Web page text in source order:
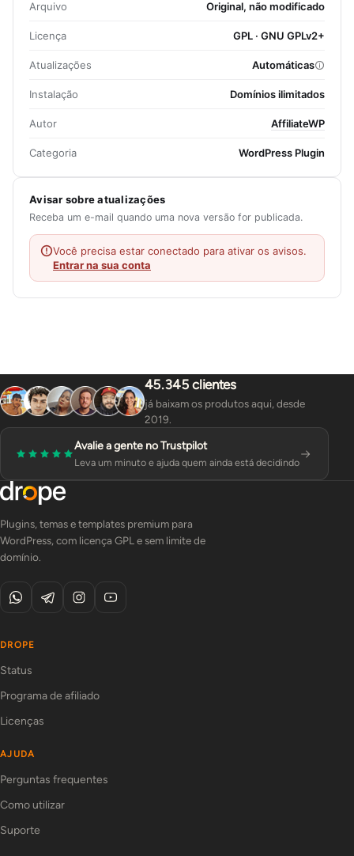
Arquivo Original, não modificado
Licença GPL · GNU GPLv2+
Atualizações Automáticas
Instalação Domínios ilimitados
Autor AffiliateWP
Categoria WordPress Plugin
Avisar sobre atualizações
Receba um e-mail quando uma nova versão for publicada.
Você precisa estar conectado para ativar os avisos.
Entrar na sua conta
45.345 clientes
já baixam os produtos aqui, desde
2019.
Avalie a gente no Trustpilot
Leva um minuto e ajuda quem ainda está decidindo
Plugins, temas e templates premium para
WordPress, com licença GPL e sem limite de
domínio.
DROPE
Status
Programa de afiliado
Licenças
AJUDA
Perguntas frequentes
Como utilizar
Suporte